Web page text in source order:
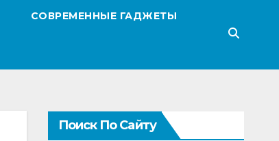
СОВРЕМЕННЫЕ ГАДЖЕТЫ
Поиск По Сайту